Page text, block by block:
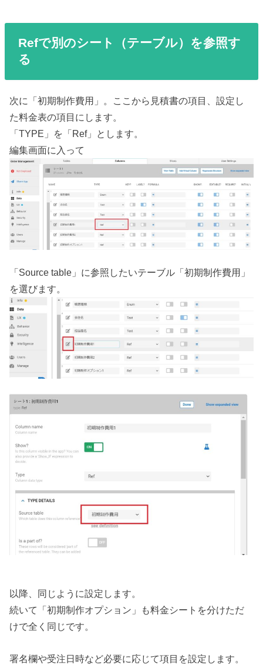
Refで別のシート（テーブル）を参照す
る
次に「初期制作費用」。ここから見積書の項目、設定し
た料金表の項目にします。
「TYPE」を「Ref」とします。
編集画面に入って
「Source table」に参照したいテーブル「初期制作費用」
を選びます。
以降、同じように設定します。
続いて「初期制作オプション」も料金シートを分けただ
けで全く同じです。
署名欄や受注日時など必要に応じて項目を設定します。